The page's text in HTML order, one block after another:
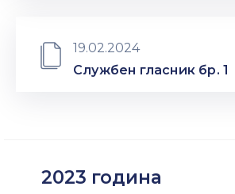
19.02.2024
Службен гласник бр. 1
2023 година